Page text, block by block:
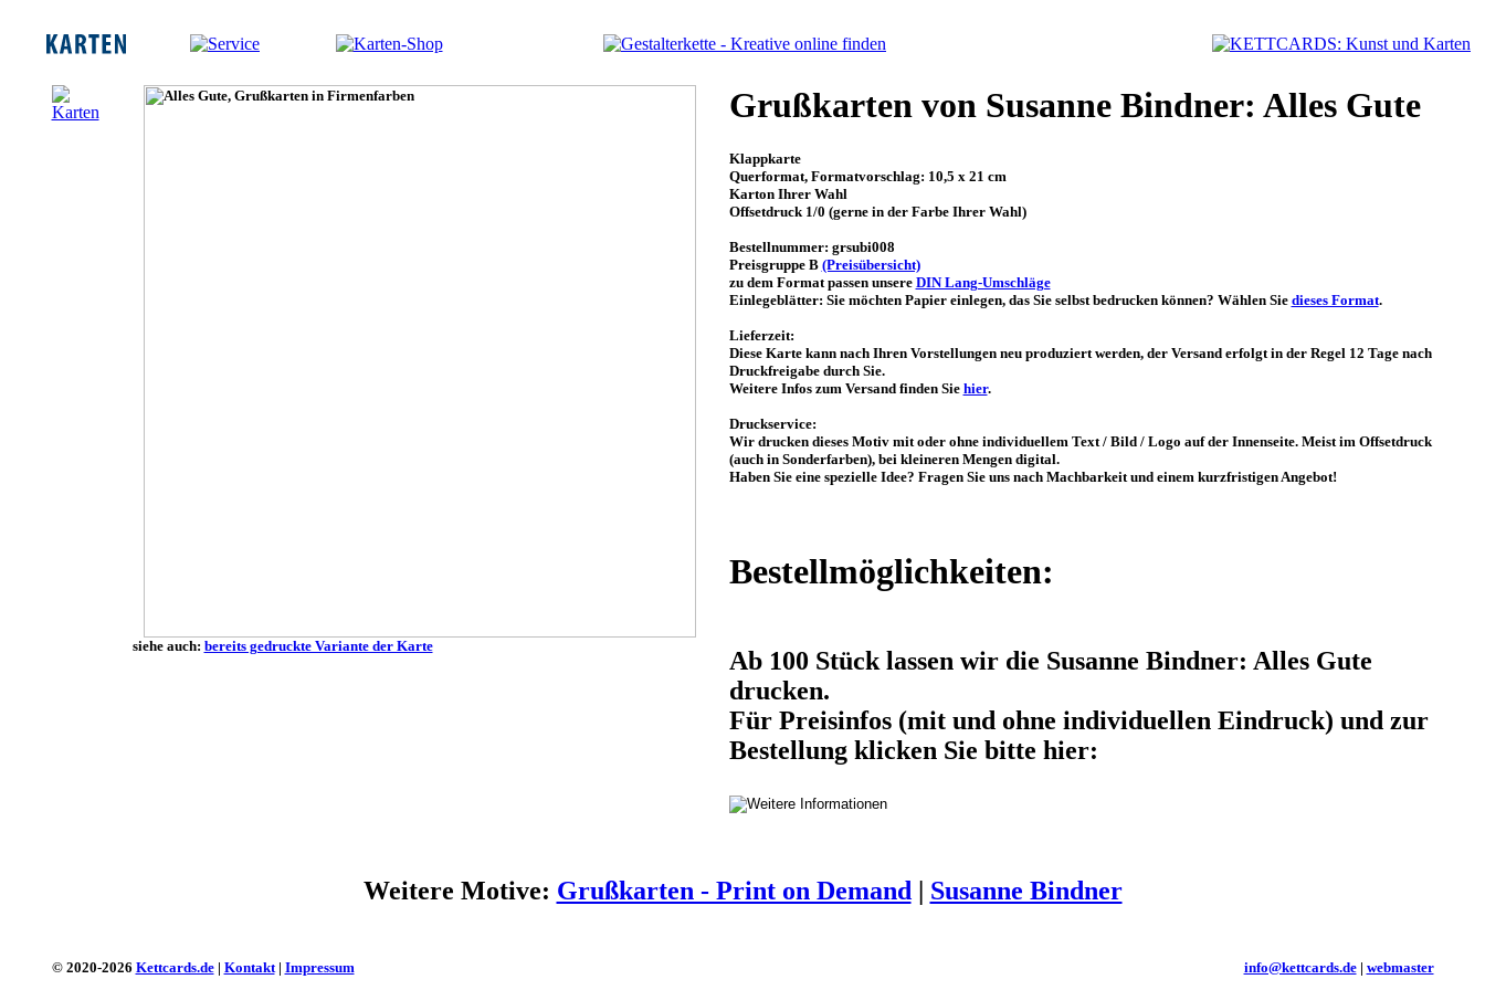
siehe auch: bereits gedruckte Variante der Karte
Grußkarten von Susanne Bindner: Alles Gute
Klappkarte
Querformat, Formatvorschlag: 10,5 x 21 cm
Karton Ihrer Wahl
Offsetdruck 1/0 (gerne in der Farbe Ihrer Wahl)
Bestellnummer: grsubi008
Preisgruppe B (Preisübersicht)
zu dem Format passen unsere DIN Lang-Umschläge
Einlegeblätter: Sie möchten Papier einlegen, das Sie selbst bedrucken können? Wählen Sie dieses Format.
Lieferzeit:
Diese Karte kann nach Ihren Vorstellungen neu produziert werden, der Versand erfolgt in der Regel 12 Tage nach
Druckfreigabe durch Sie.
Weitere Infos zum Versand finden Sie hier.
Druckservice:
Wir drucken dieses Motiv mit oder ohne individuellem Text / Bild / Logo auf der Innenseite. Meist im Offsetdruck
(auch in Sonderfarben), bei kleineren Mengen digital.
Haben Sie eine spezielle Idee? Fragen Sie uns nach Machbarkeit und einem kurzfristigen Angebot!
Bestellmöglichkeiten:
Ab 100 Stück lassen wir die Susanne Bindner: Alles Gute
drucken.
Für Preisinfos (mit und ohne individuellen Eindruck) und zur
Bestellung klicken Sie bitte hier:
Weitere Motive: Grußkarten - Print on Demand | Susanne Bindner
© 2020-2026 Kettcards.de| Kontakt| Impressum info@kettcards.de| webmaster